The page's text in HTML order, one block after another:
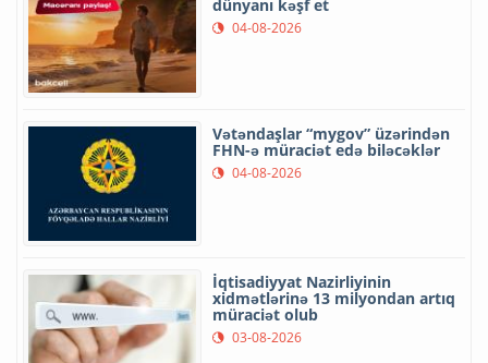
dünyanı kəşf et
04-08-2026
Vətəndaşlar “mygov” üzərindən
FHN-ə müraciət edə biləcəklər
04-08-2026
İqtisadiyyat Nazirliyinin
xidmətlərinə 13 milyondan artıq
müraciət olub
03-08-2026